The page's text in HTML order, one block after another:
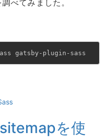
べてみました。
gatsby-plugin-sass
を使